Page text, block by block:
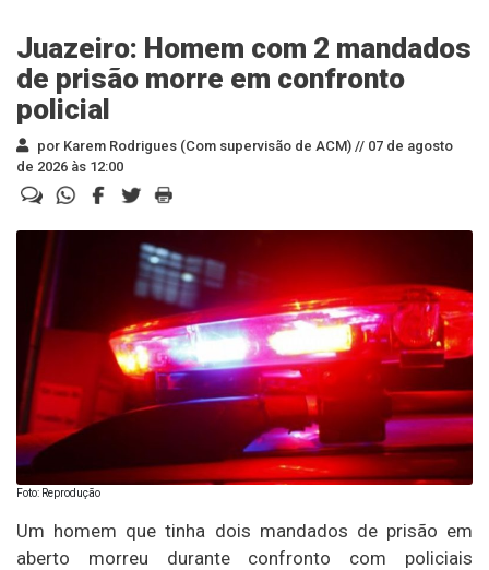
Juazeiro: Homem com 2 mandados
de prisão morre em confronto
policial
por Karem Rodrigues (Com supervisão de ACM) // 07 de agosto
de 2026 às 12:00
Foto: Reprodução
Um homem que tinha dois mandados de prisão em
aberto morreu durante confronto com policiais